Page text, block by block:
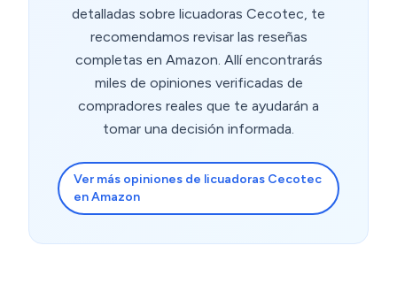
detalladas sobre licuadoras Cecotec, te
recomendamos revisar las reseñas
completas en Amazon. Allí encontrarás
miles de opiniones verificadas de
compradores reales que te ayudarán a
tomar una decisión informada.
Ver más opiniones de licuadoras Cecotec
en Amazon